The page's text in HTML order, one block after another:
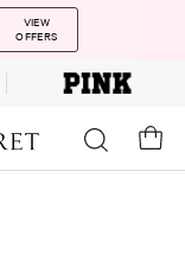
VIEW
OFFERS